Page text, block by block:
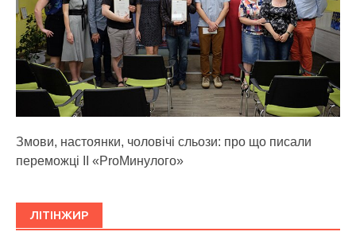
Змови, настоянки, чоловічі сльози: про що писали
переможці ІІ «ProМинулого»
ЛІТІНЖИР